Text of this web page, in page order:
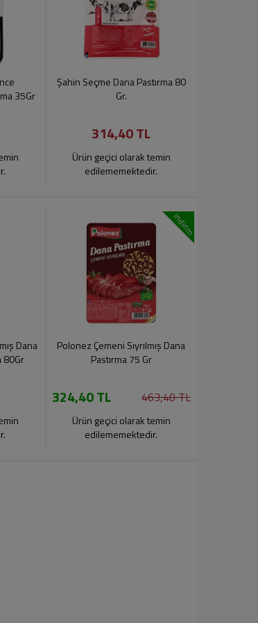
35Gr
Şahin Seçme Dana Pastırma 80
Gr.
314,40 TL
Ürün geçici olarak temin
edilememektedir.
Dana
80Gr
indirim
Polonez Çemeni Sıyrılmış Dana
Pastırma 75 Gr
324,40 TL 463,40 TL
Ürün geçici olarak temin
edilememektedir.